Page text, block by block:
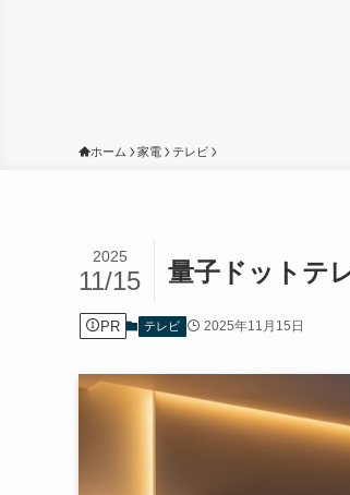
ホーム 家電 テレビ
量子ドットテ
2025
11/15
PR テレビ 2025年11月15日